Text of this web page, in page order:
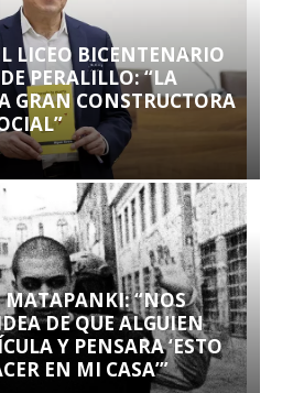
LICEO BICENTENARIO
PERALILLO: “LA
GRAN CONSTRUCTORA
MATAPANKI: “NOS
DE QUE ALGUIEN
Y PENSARA ‘ESTO
EN MI CASA’”